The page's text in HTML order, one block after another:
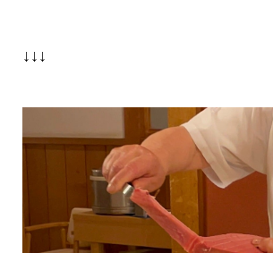
↓↓↓